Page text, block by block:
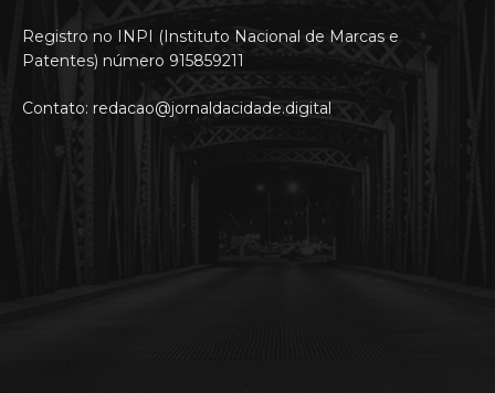
Registro no INPI (Instituto Nacional de Marcas e
Patentes) número 915859211
Contato: redacao@jornaldacidade.digital